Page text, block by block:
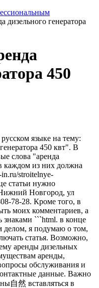
дизельного генератора
450
языке на тему:
450 квт". В
слова "аренда
каждом из них должна
stroitelnye-
статьи нужно
Новгород, ул
78-28. Кроме того, в
моих комментариев, а
знаками ```html. в конце
делом, я подумаю о том,
статья. Возможно,
аренды дизельных
аренды,
обслуживания и
данные. Важно
自然 вставляться в